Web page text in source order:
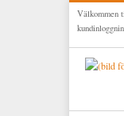
Välkommen